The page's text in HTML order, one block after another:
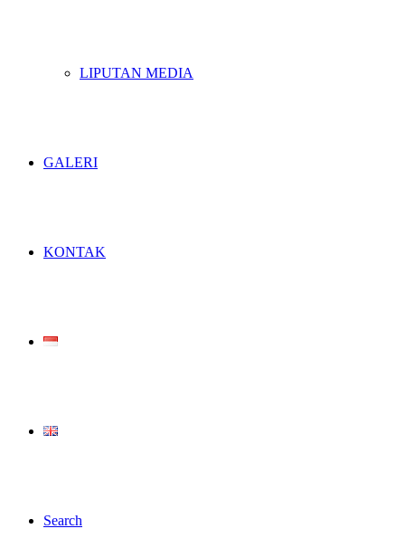
LIPUTAN MEDIA
GALERI
KONTAK
Search